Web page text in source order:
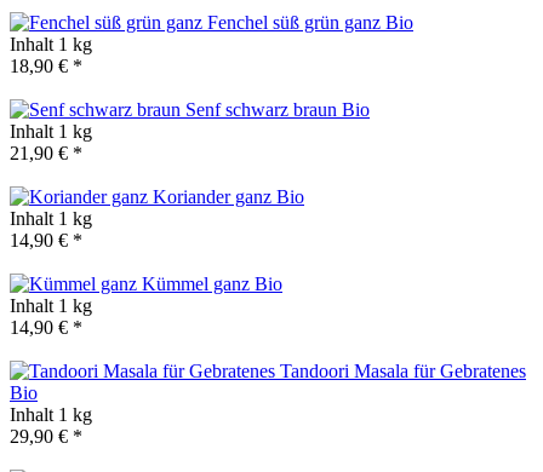
Fenchel süß grün ganz Bio
Inhalt 1 kg
18,90 € *
Senf schwarz braun Bio
Inhalt 1 kg
21,90 € *
Koriander ganz Bio
Inhalt 1 kg
14,90 € *
Kümmel ganz Bio
Inhalt 1 kg
14,90 € *
Tandoori Masala für Gebratenes
Bio
Inhalt 1 kg
29,90 € *